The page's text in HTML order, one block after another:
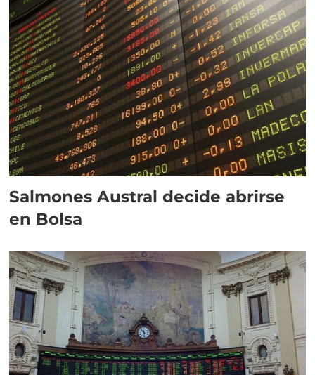
Salmones Austral decide abrirse
en Bolsa